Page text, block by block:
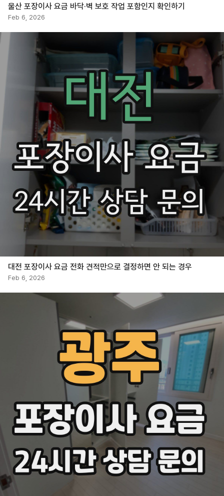
울산 포장이사 요금 바닥·벽 보호 작업 포함인지 확인하기
Feb 6, 2026
대전 포장이사 요금 전화 견적만으로 결정하면 안 되는 경우
Feb 6, 2026